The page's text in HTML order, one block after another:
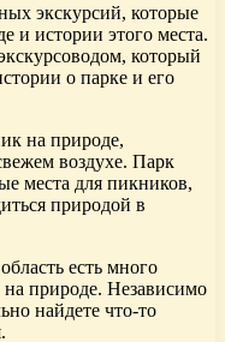
экскурсий, которые
и истории этого места.
который
о парке и его
на природе,
воздухе. Парк
места для пикников,
природой в
есть много
природе. Независимо
найдете что-то